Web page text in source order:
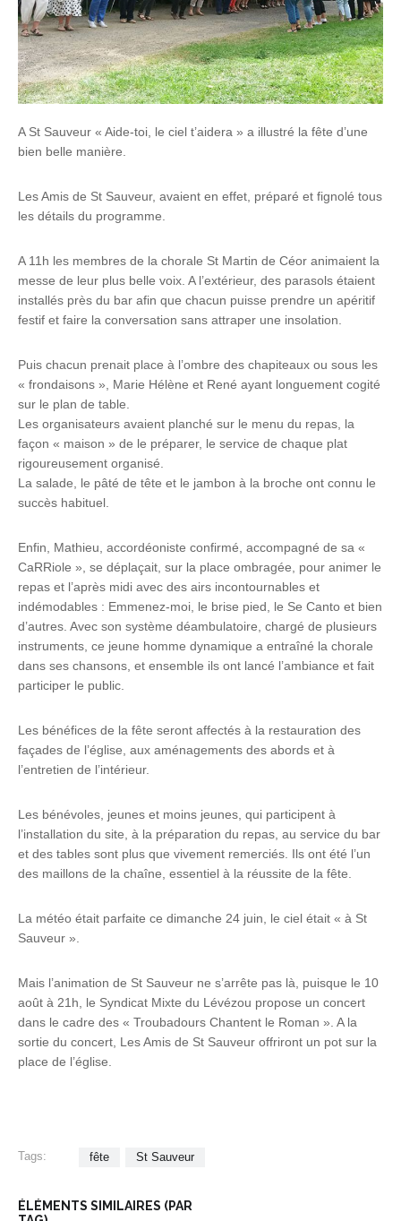
A St Sauveur « Aide-toi, le ciel t’aidera » a illustré la fête d’une
bien belle manière.
Les Amis de St Sauveur, avaient en effet, préparé et fignolé tous
les détails du programme.
A 11h les membres de la chorale St Martin de Céor animaient la
messe de leur plus belle voix. A l’extérieur, des parasols étaient
installés près du bar afin que chacun puisse prendre un apéritif
festif et faire la conversation sans attraper une insolation.
Puis chacun prenait place à l’ombre des chapiteaux ou sous les
« frondaisons », Marie Hélène et René ayant longuement cogité
sur le plan de table.
Les organisateurs avaient planché sur le menu du repas, la
façon « maison » de le préparer, le service de chaque plat
rigoureusement organisé.
La salade, le pâté de tête et le jambon à la broche ont connu le
succès habituel.
Enfin, Mathieu, accordéoniste confirmé, accompagné de sa «
CaRRiole », se déplaçait, sur la place ombragée, pour animer le
repas et l’après midi avec des airs incontournables et
indémodables : Emmenez-moi, le brise pied, le Se Canto et bien
d’autres. Avec son système déambulatoire, chargé de plusieurs
instruments, ce jeune homme dynamique a entraîné la chorale
dans ses chansons, et ensemble ils ont lancé l’ambiance et fait
participer le public.
Les bénéfices de la fête seront affectés à la restauration des
façades de l’église, aux aménagements des abords et à
l’entretien de l’intérieur.
Les bénévoles, jeunes et moins jeunes, qui participent à
l’installation du site, à la préparation du repas, au service du bar
et des tables sont plus que vivement remerciés. Ils ont été l’un
des maillons de la chaîne, essentiel à la réussite de la fête.
La météo était parfaite ce dimanche 24 juin, le ciel était « à St
Sauveur ».
Mais l’animation de St Sauveur ne s’arrête pas là, puisque le 10
août à 21h, le Syndicat Mixte du Lévézou propose un concert
dans le cadre des « Troubadours Chantent le Roman ». A la
sortie du concert, Les Amis de St Sauveur offriront un pot sur la
place de l’église.
Tags: fête St Sauveur
ÉLÉMENTS SIMILAIRES (PAR